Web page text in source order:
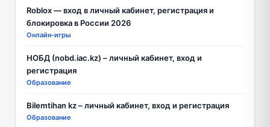
Roblox — вход в личный кабинет, регистрация и
блокировка в России 2026
Онлайн-игры
НОБД (nobd.iac.kz) – личный кабинет, вход и
регистрация
Образование
Bilemtihan kz – личный кабинет, вход и регистрация
Образование